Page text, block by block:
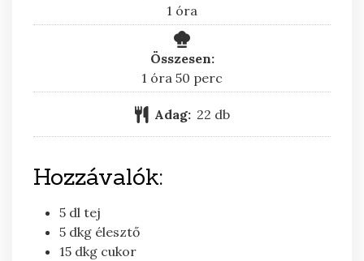
1 óra
óra
Összesen:
1 óra
óra 50 perc
perc
Adag: 22 db
Hozzávalók:
5 dl tej
5 dkg élesztő
15 dkg cukor